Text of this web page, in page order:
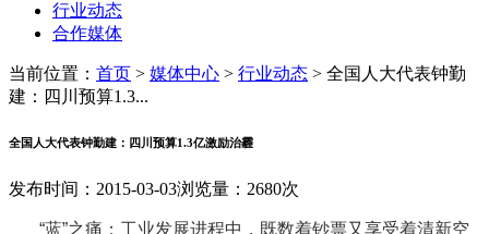
行业动态
合作媒体
当前位置： 首页 > 媒体中心 > 行业动态 > 全国人大代表钟勤
建：四川预算1.3...
全国人大代表钟勤建：四川预算1.3亿激励治霾
发布时间：2015-03-03浏览量：2680次
“蓝”之痛：工业发展进程中，既数着钞票又享受着清新空